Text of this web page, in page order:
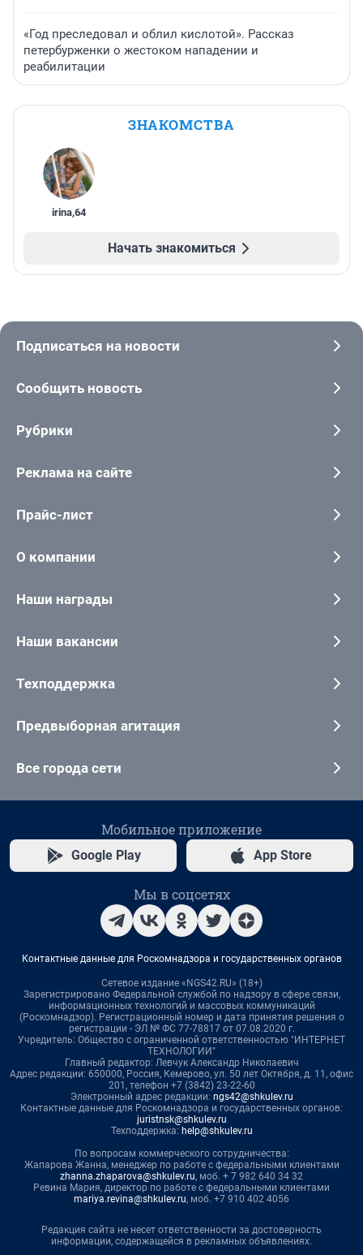
«Год преследовал и облил кислотой». Рассказ
петербурженки о жестоком нападении и
реабилитации
ЗНАКОМСТВА
irina,64
Начать знакомиться
Подписаться на новости
Сообщить новость
Рубрики
Реклама на сайте
Прайс-лист
О компании
Наши награды
Наши вакансии
Техподдержка
Предвыборная агитация
Все города сети
Мобильное приложение
Google Play App Store
Мы в соцсетях
Контактные данные для Роскомнадзора и государственных органов
Сетевое издание «NGS42.RU» (18+)
Зарегистрировано Федеральной службой по надзору в сфере связи,
информационных технологий и массовых коммуникаций
(Роскомнадзор). Регистрационный номер и дата принятия решения о
регистрации - ЭЛ № ФС 77-78817 от 07.08.2020 г.
Учредитель: Общество с ограниченной ответственностью "ИНТЕРНЕТ
ТЕХНОЛОГИИ"
Главный редактор: Левчук Александр Николаевич
Адрес редакции: 650000, Россия, Кемерово, ул. 50 лет Октября, д. 11, офис
201, телефон +7 (3842) 23-22-60
Электронный адрес редакции: ngs42@shkulev.ru
Контактные данные для Роскомнадзора и государственных органов:
juristnsk@shkulev.ru
Техподдержка: help@shkulev.ru
По вопросам коммерческого сотрудничества:
Жапарова Жанна, менеджер по работе с федеральными клиентами
zhanna.zhaparova@shkulev.ru, моб. + 7 982 640 34 32
Ревина Мария, директор по работе с федеральными клиентами
mariya.revina@shkulev.ru, моб. +7 910 402 4056
Редакция сайта не несет ответственности за достоверность
информации, содержащейся в рекламных объявлениях.